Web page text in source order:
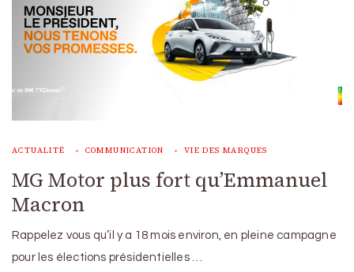
ACTUALITÉ COMMUNICATION VIE DES MARQUES
MG Motor plus fort qu’Emmanuel
Macron
Rappelez vous qu’il y a 18 mois environ, en pleine campagne
pour les élections présidentielles …